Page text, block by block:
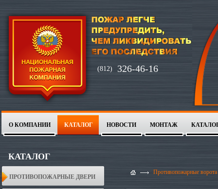
О КОМПАНИИ КАТАЛОГ НОВОСТИ МОНТАЖ
(812) 326-46-16
КАТАЛОГ
ПРОТИВОПОЖАРНЫЕ ДВЕРИ
Противопожарные ворота